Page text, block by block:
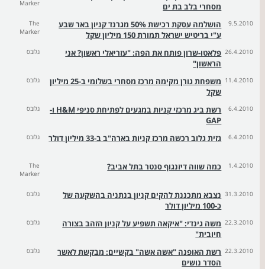
מסחרי בלב בת ים
Marker
9.5.2010
הושלמה עסקת רכישת 50% מגרנד קניון באר שבע
ע"י בריטיש ישראל תמורת 150 מיליון שקל
The
Marker
26.4.2010 פלאטו-שרון פותח את הפה: "עזריאלי ראשון? אני
הראשון"
גלובס
11.4.2010
משפחת גורן מקימה מרכז מסחרי בשלומי ב-25 מיליון
שקל
גלובס
6.4.2010
רשת ביג מרכזי קניות במגעים לפתיחת סניפי H&M ו-
GAP
גלובס
6.4.2010 גזית גלוב רכשה מרכז קניות בארה"ב ב-33 מיליון דולר גלובס
1.4.2010 כמה שווה דיזנגוף סנטר בתל אביב?
The
Marker
31.3.2010 נצבא מתכננת להקים קניון בנתניה בהשקעה של
כ-100 מיליון דולר
גלובס
22.3.2010 משה גינדי: "איקאה תשפיע על קניון הזהב בצורה
חיובית"
גלובס
22.3.2010 רשת האופנה "אשה אשה" בקשיים: מבקשת לאשר
הסדר נושים
גלובס